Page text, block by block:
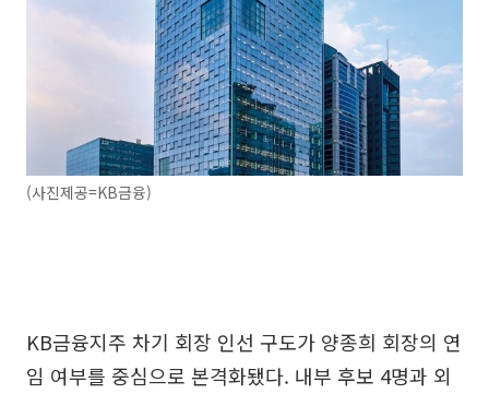
(사진제공=KB금융)
KB금융지주 차기 회장 인선 구도가 양종희 회장의 연
임 여부를 중심으로 본격화됐다. 내부 후보 4명과 외